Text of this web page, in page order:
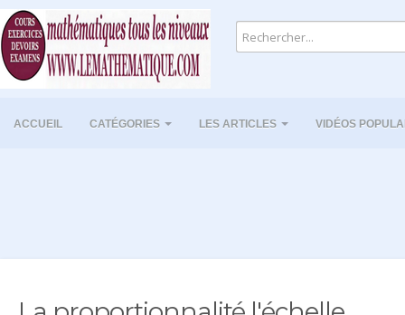
ACCUEIL CATÉGORIES LES ARTICLES VIDÉOS